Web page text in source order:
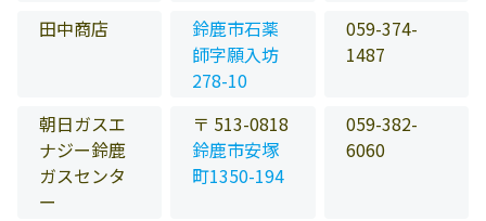
田中商店
鈴鹿市石薬
師字願入坊
278-10
059-374-
1487
朝日ガスエ
ナジー鈴鹿
ガスセンタ
ー
〒 513-0818
鈴鹿市安塚
町1350-194
059-382-
6060